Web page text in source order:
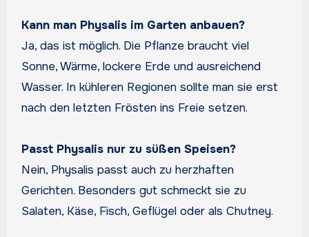
Kann man Physalis im Garten anbauen?
Ja, das ist möglich. Die Pflanze braucht viel
Sonne, Wärme, lockere Erde und ausreichend
Wasser. In kühleren Regionen sollte man sie erst
nach den letzten Frösten ins Freie setzen.
Passt Physalis nur zu süßen Speisen?
Nein, Physalis passt auch zu herzhaften
Gerichten. Besonders gut schmeckt sie zu
Salaten, Käse, Fisch, Geflügel oder als Chutney.